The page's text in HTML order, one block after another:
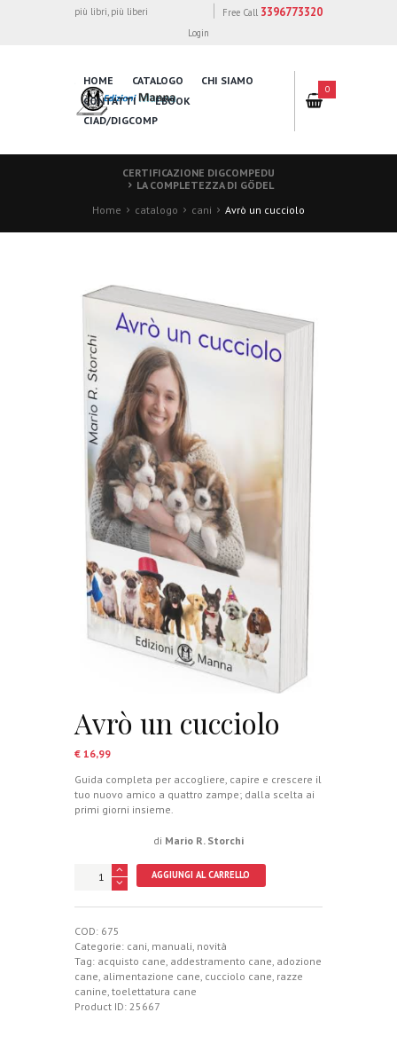
più libri, più liberi Free Call 3396773320
Login
HOME CATALOGO
CHI SIAMO
CONTATTI
EBOOK
CIAD/DIGCOMP
0
CERTIFICAZIONE DIGCOMPEDU
LA COMPLETEZZA DI GÖDEL
Home
catalogo cani Avrò un cucciolo
Avrò un cucciolo
€ 16,99
Guida completa per accogliere, capire e crescere il
tuo nuovo amico a quattro zampe; dalla scelta ai
primi giorni insieme.
di Mario R. Storchi
AGGIUNGI AL CARRELLO
COD: 675
Categorie: cani, manuali, novità
Tag: acquisto cane, addestramento cane, adozione
cane, alimentazione cane, cucciolo cane, razze
canine, toelettatura cane
Product ID: 25667